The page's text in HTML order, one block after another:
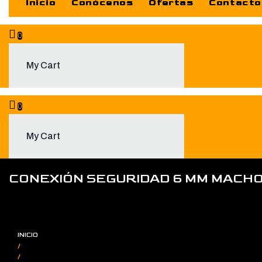
Inicio Conócenos Ofertas Contacto
0
My Cart
0
My Cart
CONEXIÓN SEGURIDAD 6 MM
INICIO
/
/